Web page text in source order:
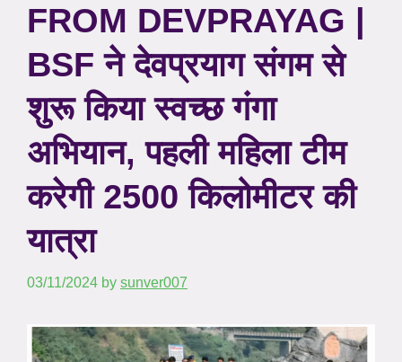
FROM DEVPRAYAG |
BSF ने देवप्रयाग संगम से
शुरू किया स्वच्छ गंगा
अभियान, पहली महिला टीम
करेगी 2500 किलोमीटर की
यात्रा
03/11/2024 by sunver007